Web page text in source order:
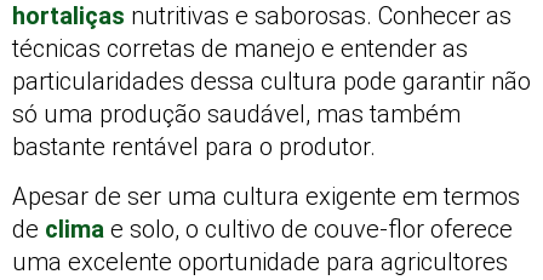
hortaliças nutritivas e saborosas. Conhecer as
técnicas corretas de manejo e entender as
particularidades dessa cultura pode garantir não
só uma produção saudável, mas também
bastante rentável para o produtor.
Apesar de ser uma cultura exigente em termos
de clima e solo, o cultivo de couve-flor oferece
uma excelente oportunidade para agricultores